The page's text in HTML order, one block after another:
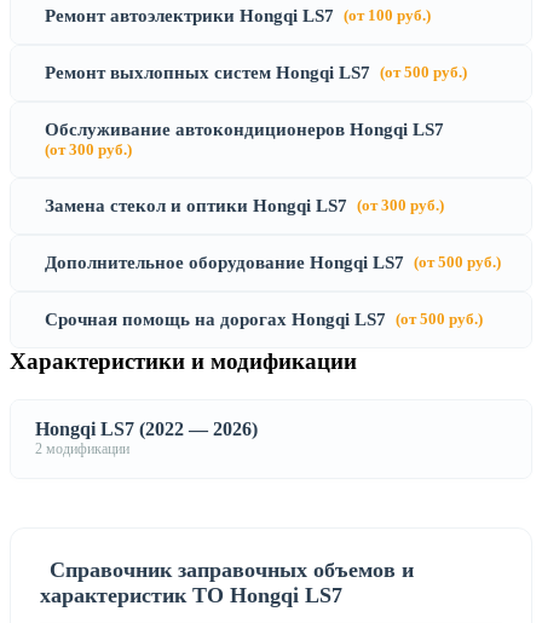
Ремонт автоэлектрики Hongqi LS7 (от 100 руб.)
Ремонт выхлопных систем Hongqi LS7 (от 500 руб.)
Обслуживание автокондиционеров Hongqi LS7
(от 300 руб.)
Замена стекол и оптики Hongqi LS7 (от 300 руб.)
Дополнительное оборудование Hongqi LS7 (от 500 руб.)
Срочная помощь на дорогах Hongqi LS7 (от 500 руб.)
Характеристики и модификации
Hongqi LS7 (2022 — 2026)
2 модификации
Справочник заправочных объемов и
характеристик ТО Hongqi LS7